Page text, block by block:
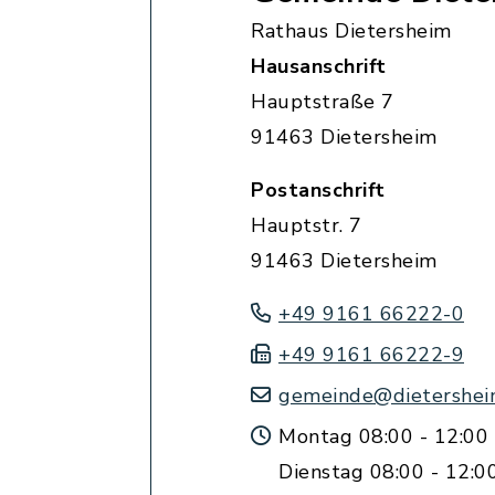
Rathaus Dietersheim
Hausanschrift
Hauptstraße 7
91463 Dietersheim
Postanschrift
Hauptstr. 7
91463 Dietersheim
+49 9161 66222-0
+49 9161 66222-9
Montag 08:00 - 12:00
Dienstag 08:00 -